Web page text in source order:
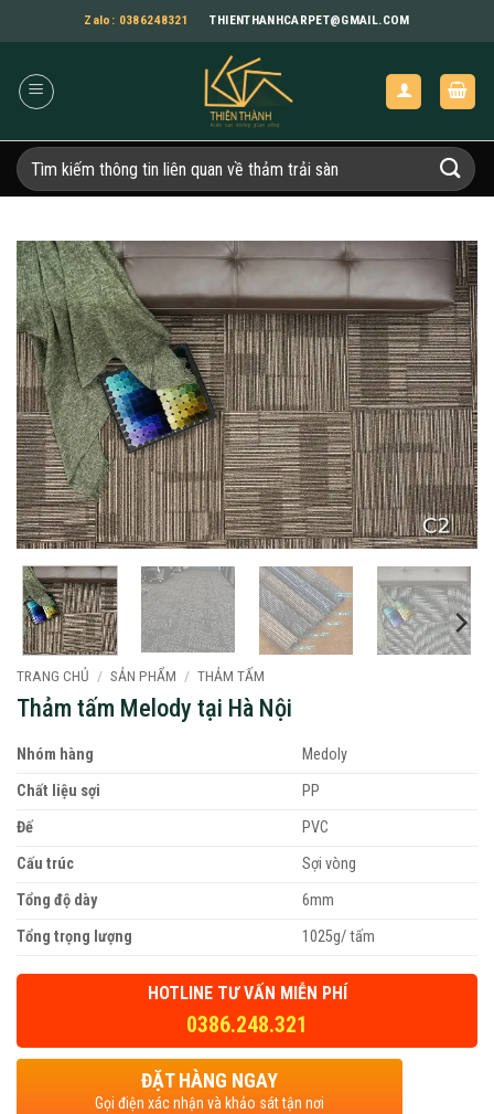
qua
dung
Zalo: 0386248321 THIENTHANHCARPET@GMAIL.COM
Tìm
kiếm:
TRANG CHỦ / SẢN PHẨM / THẢM TẤM
Thảm tấm Melody tại Hà Nội
Nhóm hàng
Medoly
Chất liệu sợi
PP
Đế
PVC
Cấu trúc
Sợi vòng
Tổng độ dày
6mm
Tổng trọng lượng
1025g/ tấm
HOTLINE TƯ VẤN MIỄN PHÍ
0386.248.321
ĐẶT HÀNG NGAY
Gọi điện xác nhận và khảo sát tận nơi